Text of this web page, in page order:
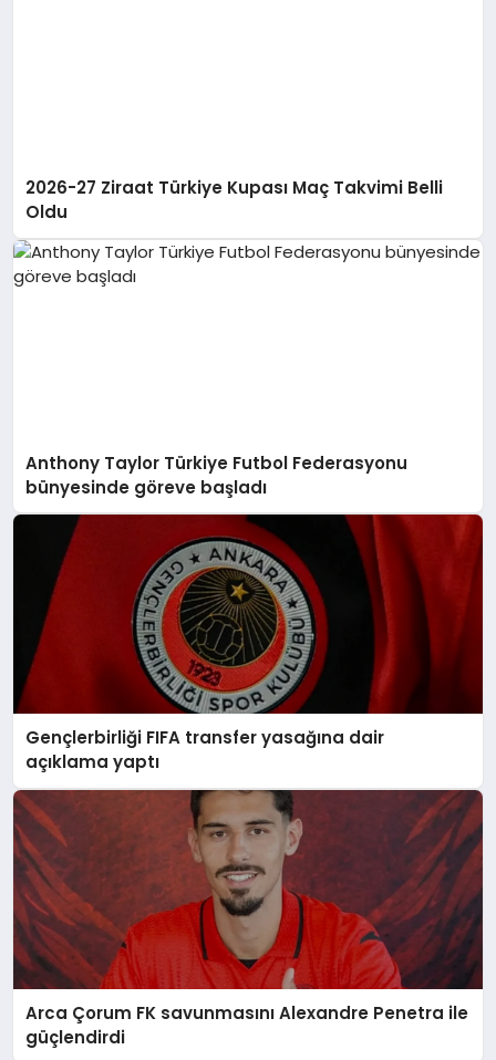
2026-27 Ziraat Türkiye Kupası Maç Takvimi Belli
Oldu
Anthony Taylor Türkiye Futbol Federasyonu
bünyesinde göreve başladı
Gençlerbirliği FIFA transfer yasağına dair
açıklama yaptı
Arca Çorum FK savunmasını Alexandre Penetra ile
güçlendirdi